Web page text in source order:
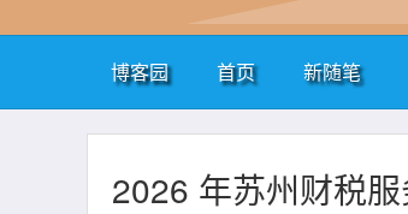
博客园 首页 新随笔
2026 年苏州财税